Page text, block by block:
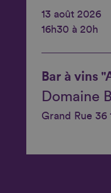
13 août 2026
16h30 à 20h
Bar à vins
Domaine
Grand Rue 36